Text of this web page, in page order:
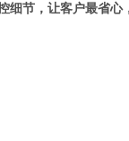
细节，让客户最省心